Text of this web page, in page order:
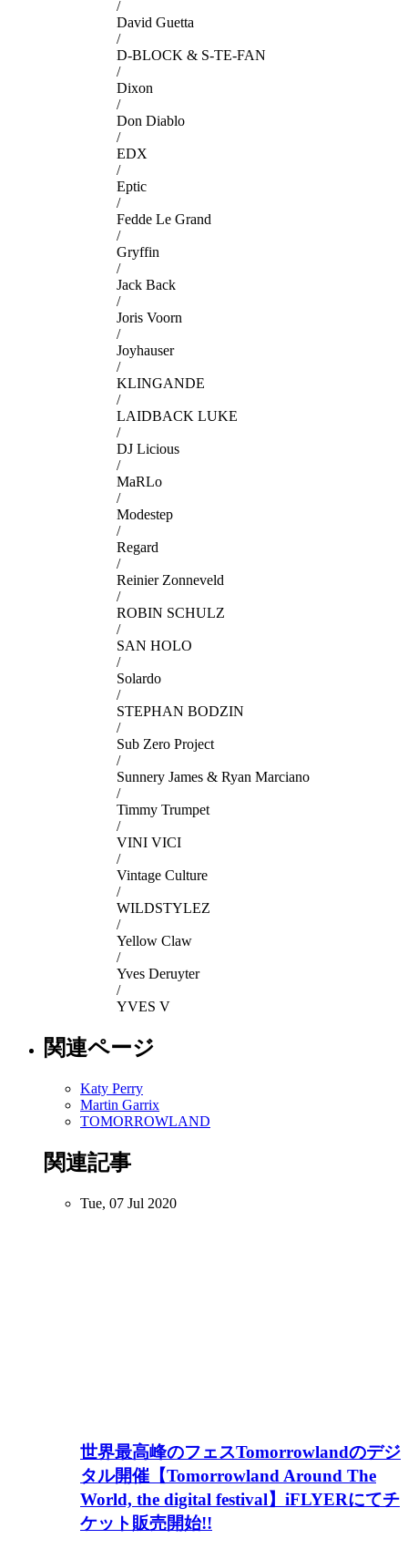
/
David Guetta
/
D-BLOCK & S-TE-FAN
/
Dixon
/
Don Diablo
/
EDX
/
Eptic
/
Fedde Le Grand
/
Gryffin
/
Jack Back
/
Joris Voorn
/
Joyhauser
/
KLINGANDE
/
LAIDBACK LUKE
/
DJ Licious
/
MaRLo
/
Modestep
/
Regard
/
Reinier Zonneveld
/
ROBIN SCHULZ
/
SAN HOLO
/
Solardo
/
STEPHAN BODZIN
/
Sub Zero Project
/
Sunnery James & Ryan Marciano
/
Timmy Trumpet
/
VINI VICI
/
Vintage Culture
/
WILDSTYLEZ
/
Yellow Claw
/
Yves Deruyter
/
YVES V
関連ページ
Katy Perry
Martin Garrix
TOMORROWLAND
関連記事
Tue, 07 Jul 2020
世界最高峰のフェスTomorrowlandのデジ
タル開催【Tomorrowland Around The
World, the digital festival】iFLYERにてチ
ケット販売開始!!